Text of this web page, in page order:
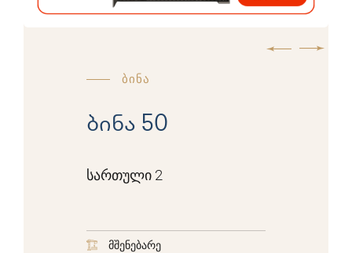
ბინა
ბინა 50
სართული 2
მშენებარე